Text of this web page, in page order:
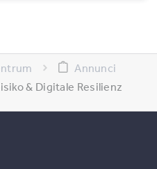
Annunci
& Digitale Resilienz